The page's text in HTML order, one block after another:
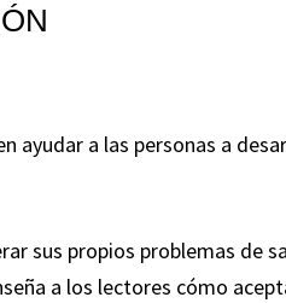
ayudar a las personas a
sus propios problemas de
a los lectores cómo